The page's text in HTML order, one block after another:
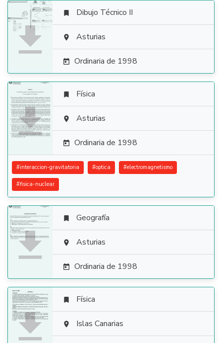

 Dibujo Técnico II
 Asturias
 Ordinaria de 1998

 Física
 Asturias
 Ordinaria de 1998
#interaccion-gravitatoria #optica #electromagnetismo
#fisica-nuclear

 Geografía
 Asturias
 Ordinaria de 1998

 Física
 Islas Canarias